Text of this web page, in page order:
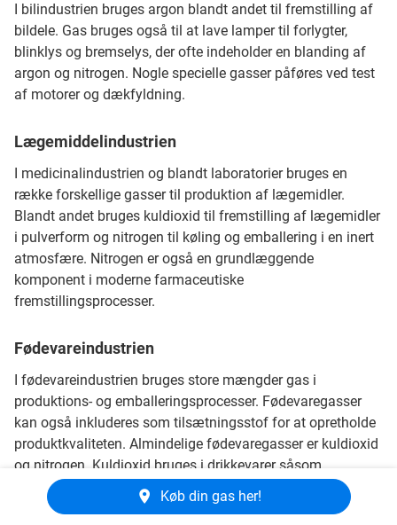
Køb din gas her!
I bilindustrien bruges argon blandt andet til fremstilling af
bildele. Gas bruges også til at lave lamper til forlygter,
blinklys og bremselys, der ofte indeholder en blanding af
argon og nitrogen. Nogle specielle gasser påføres ved test
af motorer og dækfyldning.
Lægemiddelindustrien
I medicinalindustrien og blandt laboratorier bruges en
række forskellige gasser til produktion af lægemidler.
Blandt andet bruges kuldioxid til fremstilling af lægemidler
i pulverform og nitrogen til køling og emballering i en inert
atmosfære. Nitrogen er også en grundlæggende
komponent i moderne farmaceutiske
fremstillingsprocesser.
Fødevareindustrien
I fødevareindustrien bruges store mængder gas i
produktions- og emballeringsprocesser. Fødevaregasser
kan også inkluderes som tilsætningsstof for at opretholde
produktkvaliteten. Almindelige fødevaregasser er kuldioxid
og nitrogen. Kuldioxid bruges i drikkevarer såsom
læskedrikke, øl og vin. Nitrogen bruges til køling / frysning,
emballering i en modificeret atmosfære og til transport af